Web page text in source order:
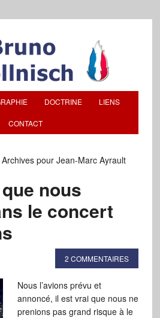
DOCTRINE LIENS
CONTACT
pour Jean-Marc Ayrault
nous
le concert
2 COMMENTAIRES
Nous l’avions prévu et
annoncé, il est vrai que nous ne
prenions pas grand risque à le